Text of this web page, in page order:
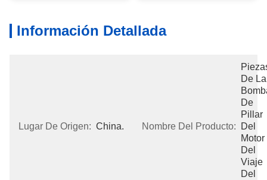
Información Detallada
Lugar De Origen: China. Nombre Del Producto:
De La
De
Pillar
Del
Motor
Del
Viaje
Del